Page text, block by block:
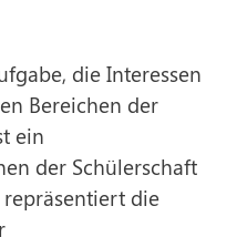
die Interessen
Bereichen der
ein
der Schülerschaft
die